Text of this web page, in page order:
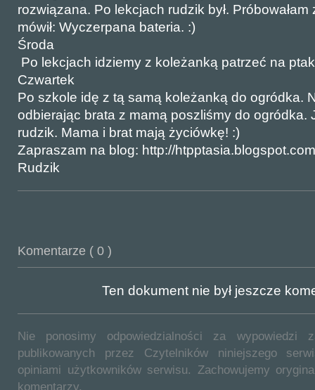
rozwiązana. Po lekcjach rudzik był.
mówił: Wyczerpana bateria. :)
Środa
Po lekcjach idziemy z koleżanką patrzeć na
Czwartek
Po szkole idę z tą samą koleżanką do ogródka.
odbierając brata z mamą poszliśmy do ogródka.
rudzik. Mama i brat mają życiówkę! :)
Zapraszam na blog: http://
Rudzik
Komentarze ( 0 )
Ten dokument nie był jeszcze
Nie ponosimy odpowiedzialności za wypowiedzi
publikowanych przez Czytelników niniejszego
opiniami użytkowników serwisu. Zachowujemy
komentarzy.